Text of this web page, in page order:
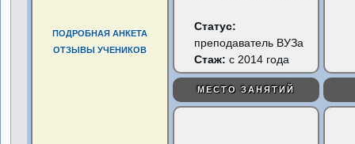
ПОДРОБНАЯ АНКЕТА
ОТЗЫВЫ УЧЕНИКОВ
Статус:
преподаватель ВУЗа
Стаж: с 2014 года
МЕСТО ЗАНЯТИЙ